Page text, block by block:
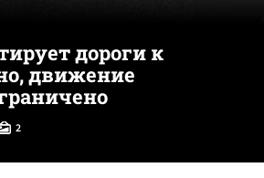
дороги к
движение
2